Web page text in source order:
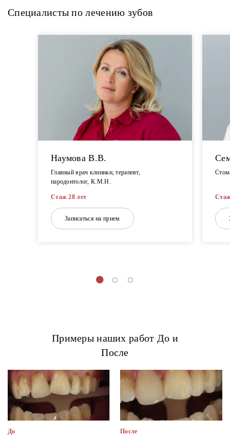
Специалисты по лечению зубов
Наумова В.В.
Главный врач клиники, терапевт,
пародонтолог, К.М.Н.
Стаж 28 лет
Записаться на прием
Примеры наших работ До и
После
До После